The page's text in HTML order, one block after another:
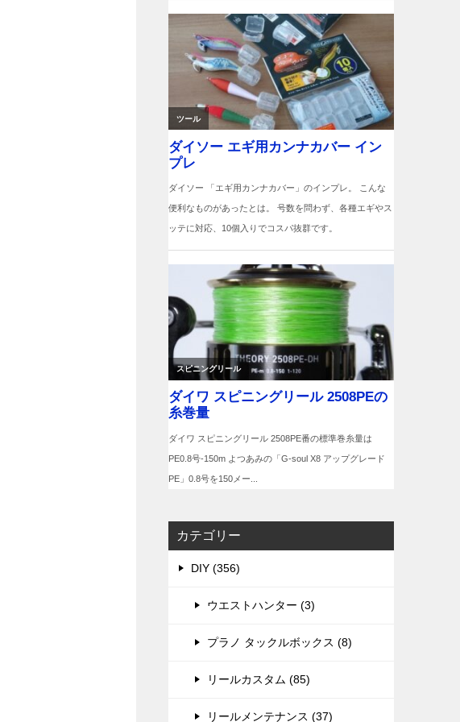
カテゴリー
DIY (356)
ウエストハンター (3)
プラノ タックルボックス (8)
リールカスタム (85)
リールメンテナンス (37)